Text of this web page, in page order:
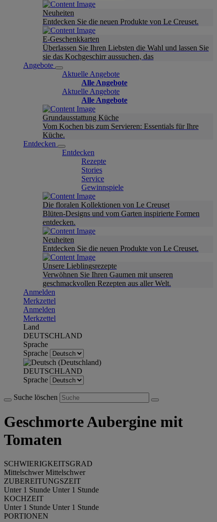
Neuheiten
Entdecken Sie die neuen Produkte von Le Creuset.
E-Geschenkkarten
Überlassen Sie Ihren Liebsten die Wahl und lassen Sie
sie das Kochgeschirr aussuchen, das
Angebote
Aktuelle Angebote
Alle Angebote
Aktuelle Angebote
Alle Angebote
Grundausstattung Küche
Vom Kochen bis zum Servieren: Essentials für Ihre
Küche.
Entdecken
Entdecken
Rezepte
Stories
Service
Gewinnspiele
Die floralen Kollektionen von Le Creuset
Blüten-Designs und vom Garten inspirierte Formen
entdecken.
Neuheiten
Entdecken Sie die neuen Produkte von Le Creuset.
Unsere Lieblingsrezepte
Verwöhnen Sie Ihren Gaumen mit unseren
geschmackvollen Rezepten aus aller Welt.
Anmelden
Merkzettel
Anmelden
Merkzettel
Land
DEUTSCHLAND
Sprache
Sprache
DEUTSCHLAND
Sprache
Suche löschen
Geschmorte Aubergine mit
Tomaten
SCHWIERIGKEITSGRAD
Mittelschwer Mittelschwer
ZUBEREITUNGSZEIT
Unter 1 Stunde Unter 1 Stunde
KOCHZEIT
Unter 1 Stunde Unter 1 Stunde
PORTIONEN